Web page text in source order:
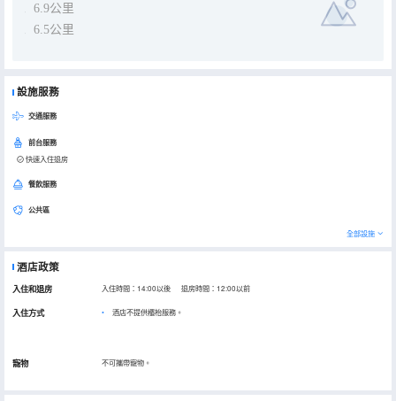
6.9公里
6.5公里
設施服務
交通服務
前台服務
快速入住退房
餐飲服務
公共區
全部設施
酒店政策
入住和退房 入住時間：14:00以後 退房時間：12:00以前
入住方式 酒店不提供櫃枱服務。
寵物 不可攜帶寵物。